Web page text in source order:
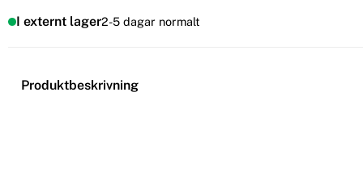
I externt lager2-5 dagar normalt
Produktbeskrivning